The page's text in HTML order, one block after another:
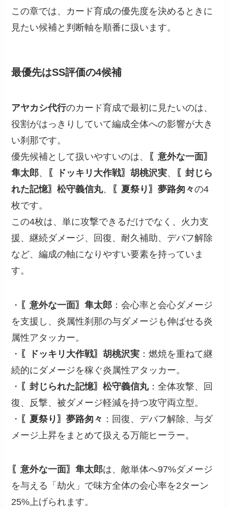
この章では、カード育成の優先度を決めるときに
見たい候補と判断軸を順番に扱います。
最優先はSS評価の4候補
アヤカシ代行のカード育成で最初に見たいのは、
役割がはっきりしていて編成全体への影響が大き
い刹那です。
優先候補として扱いやすいのは、
〖意外な一面〗
隼太郎、 〖ドッキリ大作戦〗胡桃沢実、
〖封じら
れた記憶〗松守義信丸、 〖夏祭り〗夢路匆々の4
枚です。
この4枚は、単に攻撃できるだけでなく、火力支
援、継続ダメージ、回復、耐久補助、デバフ解除
など、編成の軸になりやすい要素を持っていま
す。
・ 〖意外な一面〗隼太郎 ：会心率と会心ダメージ
を支援し、炎属性刹那の与ダメージも伸ばせる炎
属性アタッカー。
・ 〖ドッキリ大作戦〗胡桃沢実 ：燃焼を重ねて継
続的にダメージを稼ぐ炎属性アタッカー。
・ 〖封じられた記憶〗松守義信丸：全体攻撃、回
復、反撃、被ダメージ軽減を持つ攻守両立型。
・ 〖夏祭り〗夢路匆々 ：回復、デバフ解除、与ダ
メージ上昇をまとめて扱える万能ヒーラー。
〖意外な一面〗隼太郎は、敵単体へ97%ダメージ
を与える「劫火」で味方全体の会心率を2ターン
25%上げられます。